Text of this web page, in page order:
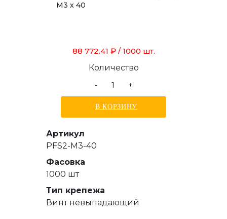
М3 х 40
88 772.41 ₽ / 1000 шт.
Количество
-
+
В КОРЗИНУ
Артикул
PFS2-M3-40
Фасовка
1000 шт
Тип крепежа
Винт невыпадающий